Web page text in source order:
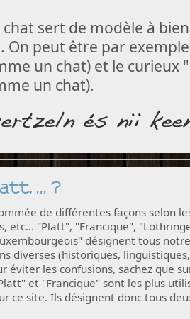
chat sert de modèle à
On peut être par
un chat) et le curieux
un chat).
... ?
de différentes façons selon
etc... "Platt", "Francique",
désignent tous notre
diverses (historiques, linguistiques,
éviter les confusions, sachez que
et "Francique" sont les plus
ce site. Ils désignent donc tous